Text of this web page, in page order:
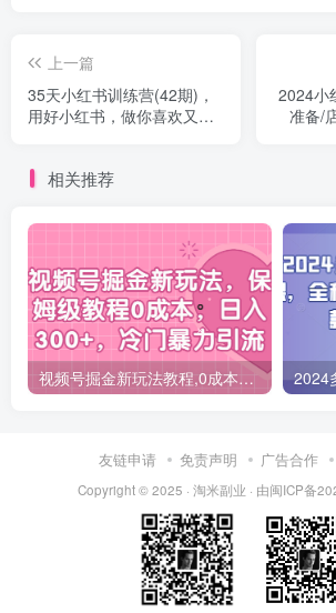
上一篇
35天小红书训练营(42期)，
用好小红书，做你喜欢又擅
2024小
准备/
相关推荐
视频号掘金新玩法教程,0成本，日入300+，冷门暴力引流
友链申请 免责声明 广告合作
Copyright © 2025 · 淘米副业 · 由闽ICP备